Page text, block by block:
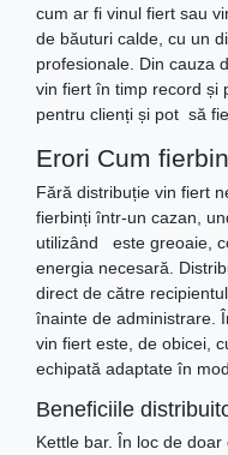
cum ar fi vinul fiert sau
de băuturi calde, cu un
profesionale. Din cauza
vin fiert în timp record și
pentru clienți și pot să
Erori Cum
Fără distribuție vin fiert
fierbinți într-un cazan,
utilizând este greoaie,
energia necesară.
direct de către
înainte de administrare.
vin fiert este, de obicei,
echipată adaptate în
Beneficiile
Kettle bar. În loc de